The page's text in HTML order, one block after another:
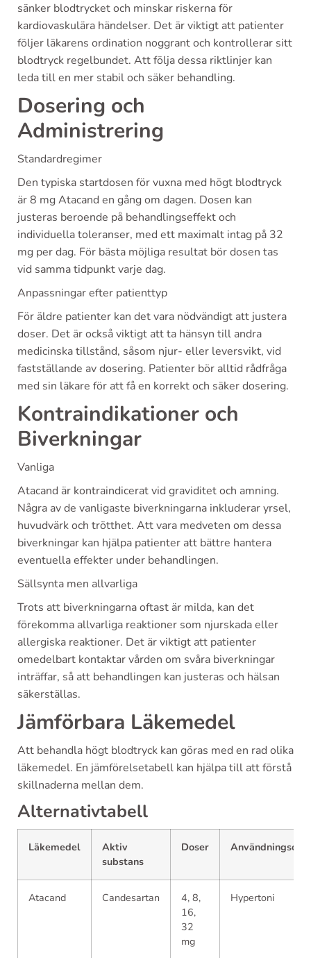
sänker blodtrycket och minskar riskerna för
kardiovaskulära händelser. Det är viktigt att patienter
följer läkarens ordination noggrant och kontrollerar sitt
blodtryck regelbundet. Att följa dessa riktlinjer kan
leda till en mer stabil och säker behandling.
Dosering och
Administrering
Standardregimer
Den typiska startdosen för vuxna med högt blodtryck
är 8 mg Atacand en gång om dagen. Dosen kan
justeras beroende på behandlingseffekt och
individuella toleranser, med ett maximalt intag på 32
mg per dag. För bästa möjliga resultat bör dosen tas
vid samma tidpunkt varje dag.
Anpassningar efter patienttyp
För äldre patienter kan det vara nödvändigt att justera
doser. Det är också viktigt att ta hänsyn till andra
medicinska tillstånd, såsom njur- eller leversvikt, vid
fastställande av dosering. Patienter bör alltid rådfråga
med sin läkare för att få en korrekt och säker dosering.
Kontraindikationer och
Biverkningar
Vanliga
Atacand är kontraindicerat vid graviditet och amning.
Några av de vanligaste biverkningarna inkluderar yrsel,
huvudvärk och trötthet. Att vara medveten om dessa
biverkningar kan hjälpa patienter att bättre hantera
eventuella effekter under behandlingen.
Sällsynta men allvarliga
Trots att biverkningarna oftast är milda, kan det
förekomma allvarliga reaktioner som njurskada eller
allergiska reaktioner. Det är viktigt att patienter
omedelbart kontaktar vården om svåra biverkningar
inträffar, så att behandlingen kan justeras och hälsan
säkerställas.
Jämförbara Läkemedel
Att behandla högt blodtryck kan göras med en rad olika
läkemedel. En jämförelsetabell kan hjälpa till att förstå
skillnaderna mellan dem.
Alternativtabell
Läkemedel
Aktiv
substans
Doser
Atacand Candesartan
4, 8,
16,
32
mg
Hypertoni